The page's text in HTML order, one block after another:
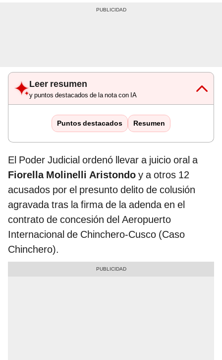
Leer resumen
y puntos destacados de la nota con IA
Puntos destacados Resumen
El Poder Judicial ordenó llevar a juicio oral a
Fiorella Molinelli Aristondo y a otros 12
acusados por el presunto delito de colusión
agravada tras la firma de la adenda en el
contrato de concesión del Aeropuerto
Internacional de Chinchero-Cusco (Caso
Chinchero).